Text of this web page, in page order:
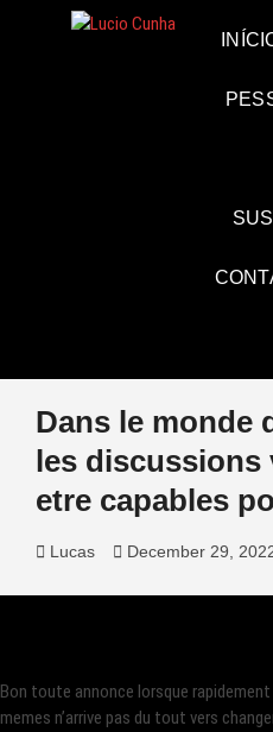
FOTO E
Dans le monde
les
etre capables
Lucas December 29,
Bon toute annonce lorsque rapidement
memes n’arrive pas du tout vers